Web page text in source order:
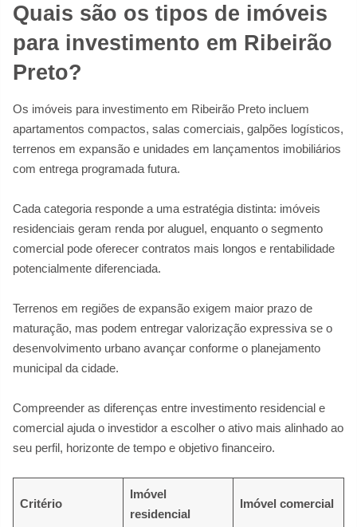
Quais são os tipos de imóveis
para investimento em Ribeirão
Preto?
Os imóveis para investimento em Ribeirão Preto incluem
apartamentos compactos, salas comerciais, galpões logísticos,
terrenos em expansão e unidades em lançamentos imobiliários
com entrega programada futura.
Cada categoria responde a uma estratégia distinta: imóveis
residenciais geram renda por aluguel, enquanto o segmento
comercial pode oferecer contratos mais longos e rentabilidade
potencialmente diferenciada.
Terrenos em regiões de expansão exigem maior prazo de
maturação, mas podem entregar valorização expressiva se o
desenvolvimento urbano avançar conforme o planejamento
municipal da cidade.
Compreender as diferenças entre investimento residencial e
comercial ajuda o investidor a escolher o ativo mais alinhado ao
seu perfil, horizonte de tempo e objetivo financeiro.
Critério
Imóvel
residencial
Imóvel comercial